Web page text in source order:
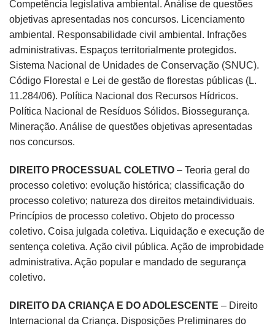
Competência legislativa ambiental. Análise de questões
objetivas apresentadas nos concursos. Licenciamento
ambiental. Responsabilidade civil ambiental. Infrações
administrativas. Espaços territorialmente protegidos.
Sistema Nacional de Unidades de Conservação (SNUC).
Código Florestal e Lei de gestão de florestas públicas (L.
11.284/06). Política Nacional dos Recursos Hídricos.
Política Nacional de Resíduos Sólidos. Biossegurança.
Mineração. Análise de questões objetivas apresentadas
nos concursos.
DIREITO PROCESSUAL COLETIVO – Teoria geral do
processo coletivo: evolução histórica; classificação do
processo coletivo; natureza dos direitos metaindividuais.
Princípios de processo coletivo. Objeto do processo
coletivo. Coisa julgada coletiva. Liquidação e execução de
sentença coletiva. Ação civil pública. Ação de improbidade
administrativa. Ação popular e mandado de segurança
coletivo.
DIREITO DA CRIANÇA E DO ADOLESCENTE – Direito
Internacional da Criança. Disposições Preliminares do